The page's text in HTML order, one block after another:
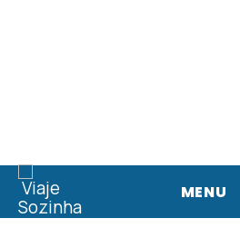
MENU